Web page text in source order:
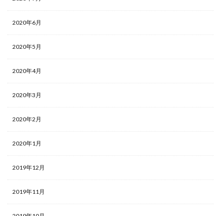
2020年6月
2020年5月
2020年4月
2020年3月
2020年2月
2020年1月
2019年12月
2019年11月